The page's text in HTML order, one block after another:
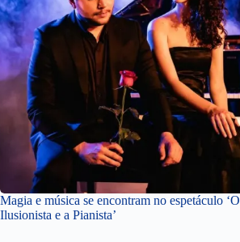
Magia e música se encontram no espetáculo ‘O
Ilusionista e a Pianista’